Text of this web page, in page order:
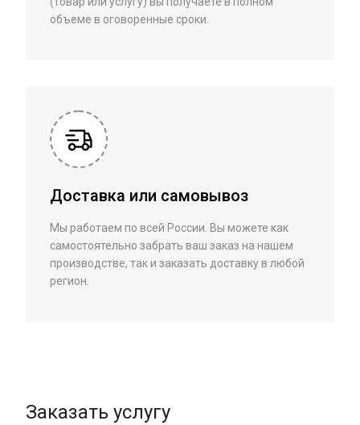
объеме в оговоренные сроки.
Доставка или самовывоз
Мы работаем по всей России. Вы можете как
самостоятельно забрать ваш заказ на нашем
производстве, так и заказать доставку в любой
регион.
Заказать услугу